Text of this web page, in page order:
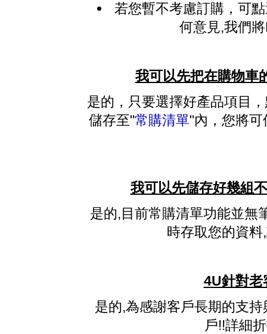
若您暫不考慮訂購，可
何意見,我們
我可以先把在購物車
是的，只要選擇好產品項目
儲存至"常購清單"內，您將
我可以先儲存好幾組
是的,目前常購清單功能並無
時存取您的資
4U針對老
是的,為感謝客戶長期的支
戶!!詳細